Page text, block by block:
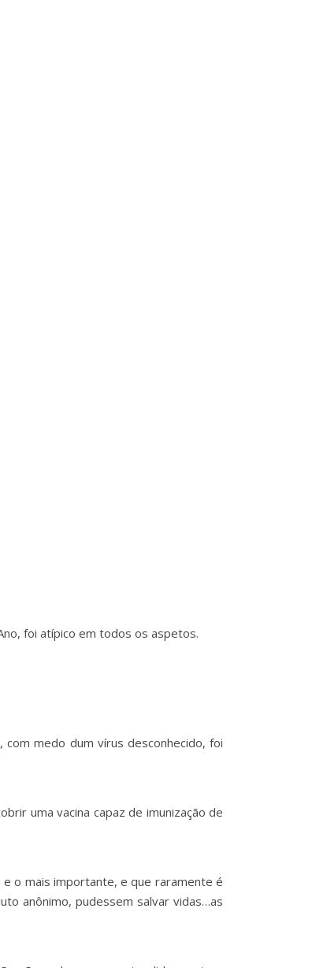
foi atípico em todos os aspetos.
medo dum vírus desconhecido, foi
uma vacina capaz de imunização de
o mais importante, e que raramente é
anônimo, pudessem salvar vidas…as